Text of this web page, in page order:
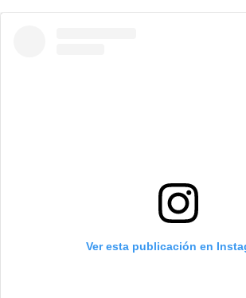
Ver esta publicación en